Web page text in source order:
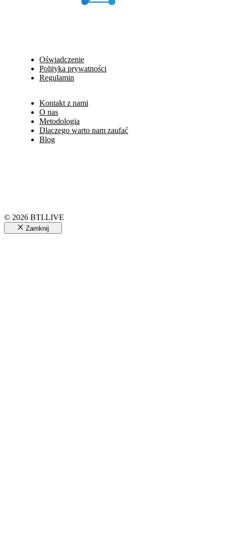
Oświadczenie
Polityka prywatności
Regulamin
Kontakt z nami
O nas
Metodologia
Dlaczego warto nam zaufać
Blog
© 2026 BTI.LIVE
Zamknij